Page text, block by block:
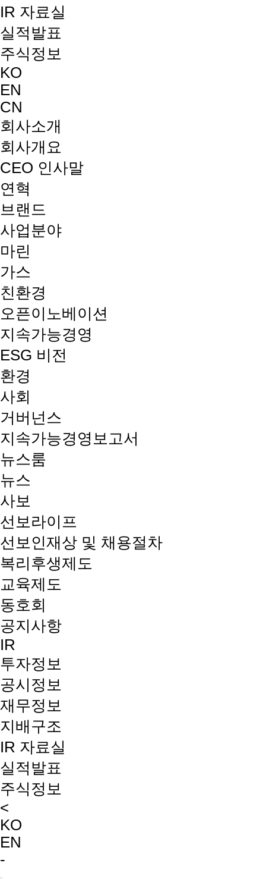
IR 자료실
실적발표
주식정보
KO
EN
CN
회사소개
회사개요
CEO 인사말
연혁
브랜드
사업분야
마린
가스
친환경
오픈이노베이션
지속가능경영
ESG 비전
환경
사회
거버넌스
지속가능경영보고서
뉴스룸
뉴스
사보
선보라이프
선보인재상 및 채용절차
복리후생제도
교육제도
동호회
공지사항
IR
투자정보
공시정보
재무정보
지배구조
IR 자료실
실적발표
주식정보
<
KO
EN
-